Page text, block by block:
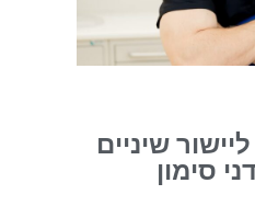
שיניים
סימון